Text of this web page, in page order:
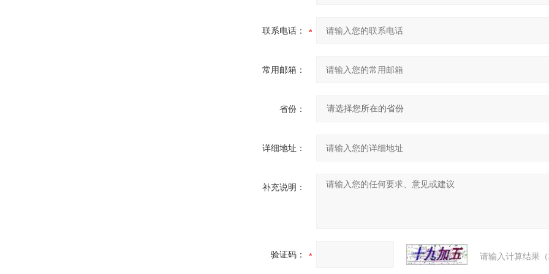
联系电话：
常用邮箱：
省份：
详细地址：
补充说明：
验证码： 请输入计算结果